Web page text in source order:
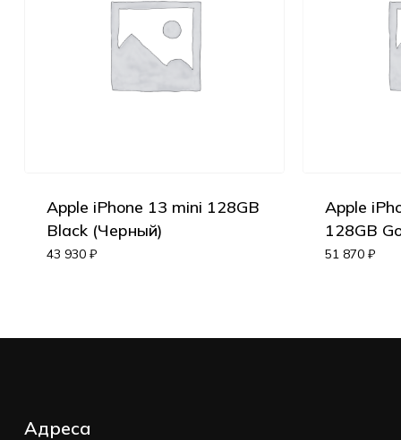
Корзина пуста.
Apple iPhone 13 mini 128GB
Black (Черный)
43 930 ₽
Apple
128GB
51 870 ₽
Адреса